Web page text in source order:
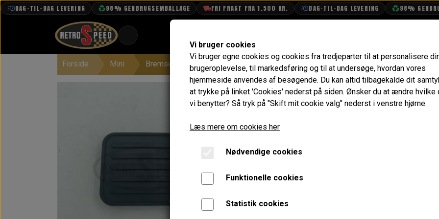
DAG-TIL-DAG LEVERING 98% GENBRUGSEMBALLAGE FRI FRAGT FRA 1.500 KR. DAG-TIL-DAG LEVERING 98%
PROJEKTER
Forside Mini Bremser Pedal Pedal Gummi, Kobling, Bremse ->1976 & Speeder 1976-> -
Pedal Gummi, Kobling,
Speeder 1976-> - Sort
Varenummer: GPR104
Passer til kobling & bremse ->1976 og til speeder 1976->
Forventet leveringstid:
Vi bruger cookies
Vi bruger egne cookies og cookies fra tredjeparter til at personalisere
brugeroplevelse, til markedsføring og til at undersøge, hvordan vores
hjemmeside anvendes af besøgende. Du kan altid tilbagekalde dit
at trykke på linket 'Cookies' nederst på siden. Ønsker du at ændre hvilke
vi benytter? Så tryk på "Skift mit cookie valg" nederst i venstre hjørne.
Læs mere om cookies her
Nødvendige cookies
Funktionelle cookies
Statistik cookies